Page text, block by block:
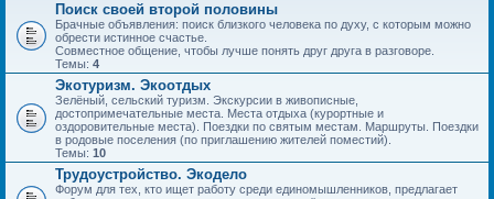
Поиск своей второй половины
Брачные объявления: поиск близкого человека по духу, с которым можно
обрести истинное счастье.
Совместное общение, чтобы лучше понять друг друга в разговоре.
Темы: 4
Экотуризм. Экоотдых
Зелёный, сельский туризм. Экскурсии в живописные,
достопримечательные места. Места отдыха (курортные и
оздоровительные места). Поездки по святым местам. Маршруты. Поездки
в родовые поселения (по приглашению жителей поместий).
Темы: 10
Трудоустройство. Экодело
Форум для тех, кто ищет работу среди единомышленников, предлагает